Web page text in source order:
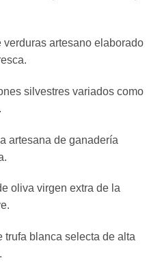
artesano elaborado
silvestres variados como
artesana de ganadería
oliva virgen extra de la
trufa blanca selecta de alta